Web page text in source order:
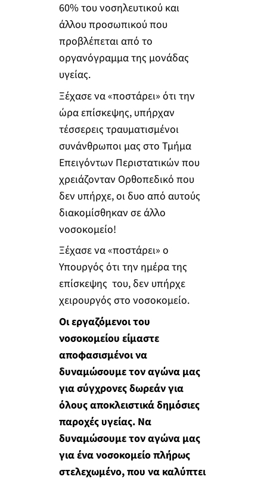
60% του νοσηλευτικού και
άλλου προσωπικού που
προβλέπεται από το
οργανόγραμμα της μονάδας
υγείας.
Ξέχασε να «ποστάρει» ότι την
ώρα επίσκεψης, υπήρχαν
τέσσερεις τραυματισμένοι
συνάνθρωποι μας στο Τμήμα
Επειγόντων Περιστατικών που
χρειάζονταν Ορθοπεδικό που
δεν υπήρχε, οι δυο από αυτούς
διακομίσθηκαν σε άλλο
νοσοκομείο!
Ξέχασε να «ποστάρει» ο
Υπουργός ότι την ημέρα της
επίσκεψης του, δεν υπήρχε
χειρουργός στο νοσοκομείο.
Οι εργαζόμενοι του
νοσοκομείου είμαστε
αποφασισμένοι να
δυναμώσουμε τον αγώνα μας
για σύγχρονες δωρεάν για
όλους αποκλειστικά δημόσιες
παροχές υγείας. Να
δυναμώσουμε τον αγώνα μας
για ένα νοσοκομείο πλήρως
στελεχωμένο, που να καλύπτει